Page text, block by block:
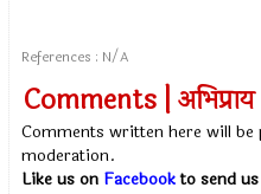
References : N/A
Comments | अभिप्राय
Comments written here will
moderation.
Like us on Facebookto send